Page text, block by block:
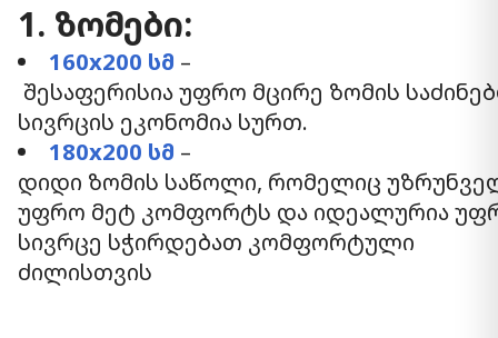
1. ზომები:
160x200 სმ –
შესაფერისია უფრო მცირე ზომის
სივრცის ეკონომია სურთ.
180x200 სმ –
დიდი ზომის საწოლი, რომელიც
უფრო მეტ კომფორტს და იდეალურია
სივრცე სჭირდებათ კომფორტული
ძილისთვის